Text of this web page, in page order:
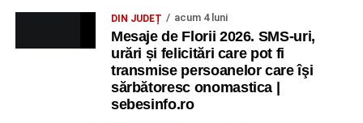
– Grădina Muzeului Municipal „Ioan Raica”
Sebeș: încheierea Școlii de vară„Curcubeul Prieteniei”
– Aula Primăriei Municipiului Sebeș:
festivitatea de premiere a șefilor de promoție și a elevilor
DIN JUDEȚ acum 4 luni
Mesaje de Florii 2026. SMS-uri,
urări și felicitări care pot fi
transmise persoanelor care îşi
sărbătoresc onomastica |
sebesinfo.ro